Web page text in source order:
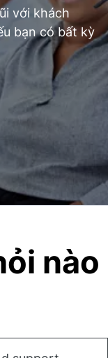
với khách
bạn có bất kỳ
nào